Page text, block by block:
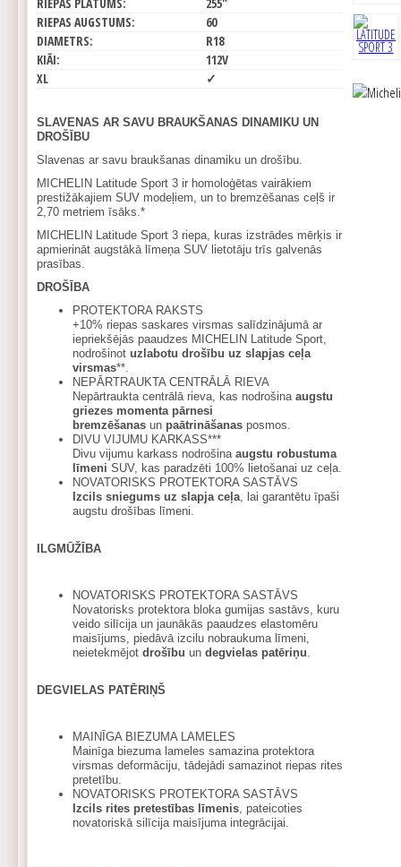
RIEPAS AUGSTUMS:
60
DIAMETRS:
R18
KIĀI:
112V
XL
✓
SLAVENAS AR SAVU BRAUKŠANAS DINAMIKU UN
DROŠĪBU
Slavenas ar savu braukšanas dinamiku un drošību.
MICHELIN Latitude Sport 3 ir homoloģētas vairākiem
prestižākajiem SUV modeļiem, un to bremzēšanas ceļš ir
2,70 metriem īsāks.*
MICHELIN Latitude Sport 3 riepa, kuras izstrādes mērķis ir
apmierināt augstākā līmeņa SUV lietotāju trīs galvenās
prasības.
DROŠĪBA
PROTEKTORA RAKSTS
+10% riepas saskares virsmas salīdzinājumā ar
iepriekšējās paaudzes MICHELIN Latitude Sport,
nodrošinot uzlabotu drošību uz slapjas ceļa
virsmas**.
NEPĀRTRAUKTA CENTRĀLĀ RIEVA
Nepārtraukta centrālā rieva, kas nodrošina augstu
griezes momenta pārnesi
bremzēšanas un paātrināšanas posmos.
DIVU VIJUMU KARKASS***
Divu vijumu karkass nodrošina augstu robustuma
līmeni SUV, kas paradzēti 100% lietošanai uz ceļa.
NOVATORISKS PROTEKTORA SASTĀVS
Izcils sniegums uz slapja ceļa, lai garantētu īpaši
augstu drošības līmeni.
ILGMŪŽĪBA
NOVATORISKS PROTEKTORA SASTĀVS
Novatorisks protektora bloka gumijas sastāvs, kuru
veido silīcija un jaunākās paaudzes elastomēru
maisījums, piedāvā izcilu nobraukuma līmeni,
neietekmējot drošību un degvielas patēriņu.
DEGVIELAS PATĒRIŅŠ
MAINĪGA BIEZUMA LAMELES
Mainīga biezuma lameles samazina protektora
virsmas deformāciju, tādejādi samazinot riepas rites
pretetību.
NOVATORISKS PROTEKTORA SASTĀVS
Izcils rites pretestības līmenis, pateicoties
novatoriskā silīcija maisījuma integrācijai.